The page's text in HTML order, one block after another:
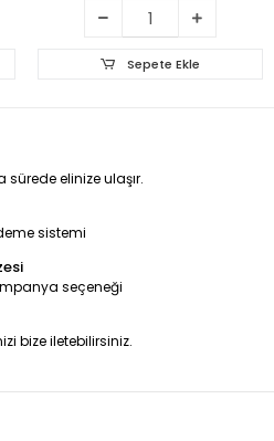
Sepete Ekle
sürede elinize ulaşır.
sistemi
seçeneği
bize iletebilirsiniz.